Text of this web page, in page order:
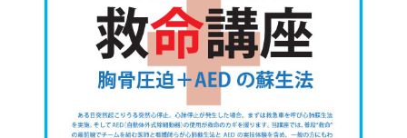
院長あいさつ
幹部紹介
理念・方針・患者さんの権利
ご来院される方へトップ
外来について
診療科・センター・部門
医療機関・医療者の方へ
医療機関・医療者の方へトップ